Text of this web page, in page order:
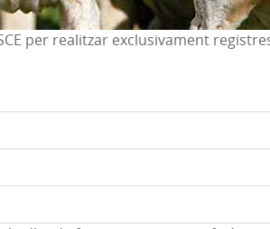
per realitzar exclusivament